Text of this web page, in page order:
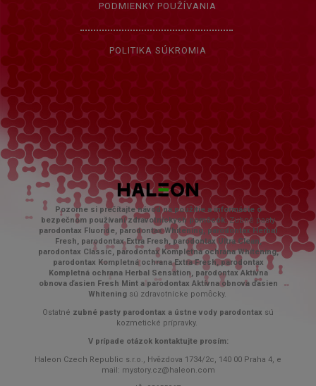
PODMIENKY POUŽÍVANIA
POLITIKA SÚKROMIA
Pozorne si prečítajte návod na použitie a informácie o
bezpečnom používaní zdravotníckych pomôcok.Zubné pasty
parodontax Fluoride, parodontax Whitening, parodontax Herbal
Fresh, parodontax Extra Fresh, parodontax Ultra Clean,
parodontax Classic, parodontax Kompletná ochrana Whitening,
parodontax Kompletná ochrana Extra Fresh, parodontax
Kompletná ochrana Herbal Sensation, parodontax Aktívna
obnova ďasien Fresh Mint a parodontax Aktívna obnova ďasien
Whiteningsú zdravotnícke pomȏcky.
Ostatné zubné pasty parodontax a ústne vody parodontax sú
kozmetické prípravky.
V prípade otázok kontaktujte prosím:
Haleon Czech Republic s.r.o., Hvězdova 1734/2c, 140 00 Praha 4, e
mail: mystory.cz@haleon.com